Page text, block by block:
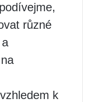
různé
k